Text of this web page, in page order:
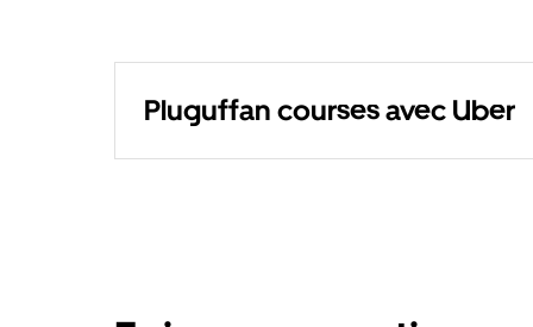
Pluguffan courses avec Uber